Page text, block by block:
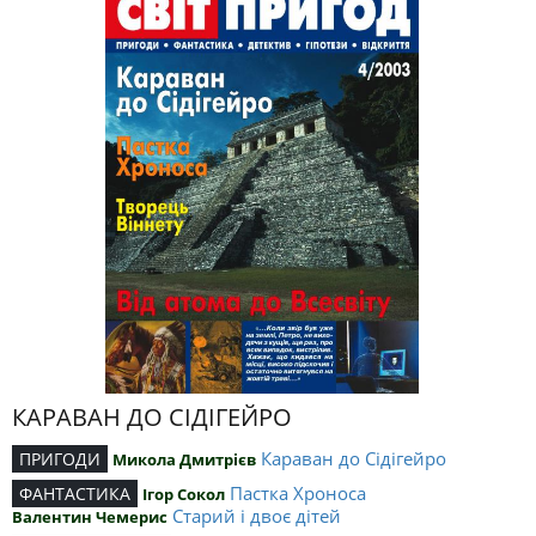
КАРАВАН ДО СІДІГЕЙРО
ПРИГОДИ Микола Дмитрієв Караван до Сідігейро
ФАНТАСТИКА Ігор Сокол Пастка Хроноса
Валентин Чемерис Старий і двоє дітей